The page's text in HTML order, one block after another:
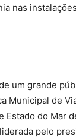
nas
um grande
Municipal de
do Mar
pelo